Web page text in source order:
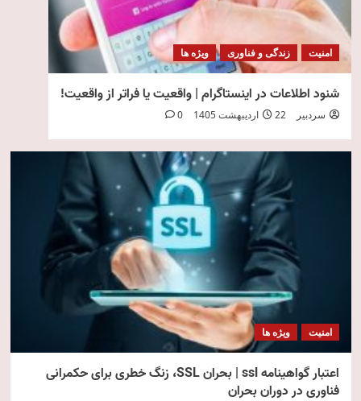
امنیت زندگی و فناوری ویژه ها
شنود اطلاعات در اینستاگرام | واقعیت یا فراتر از واقعیت!
سردبیر 22 اردیبهشت 1405 0
امنیت ویژه ها
اعتبار گواهینامه ssl | بحران SSL، زنگ خطری برای حکمرانی
فناوری در دوران بحران